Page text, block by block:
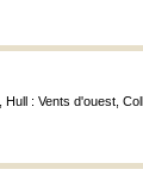
, Hull : Vents d'ouest,